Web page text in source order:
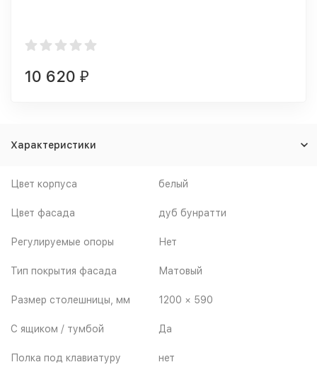
10 620 ₽
Характеристики
Цвет корпуса белый
Цвет фасада дуб бунратти
Регулируемые опоры Нет
Тип покрытия фасада Матовый
Размер столешницы, мм 1200 × 590
С ящиком / тумбой Да
Полка под клавиатуру нет